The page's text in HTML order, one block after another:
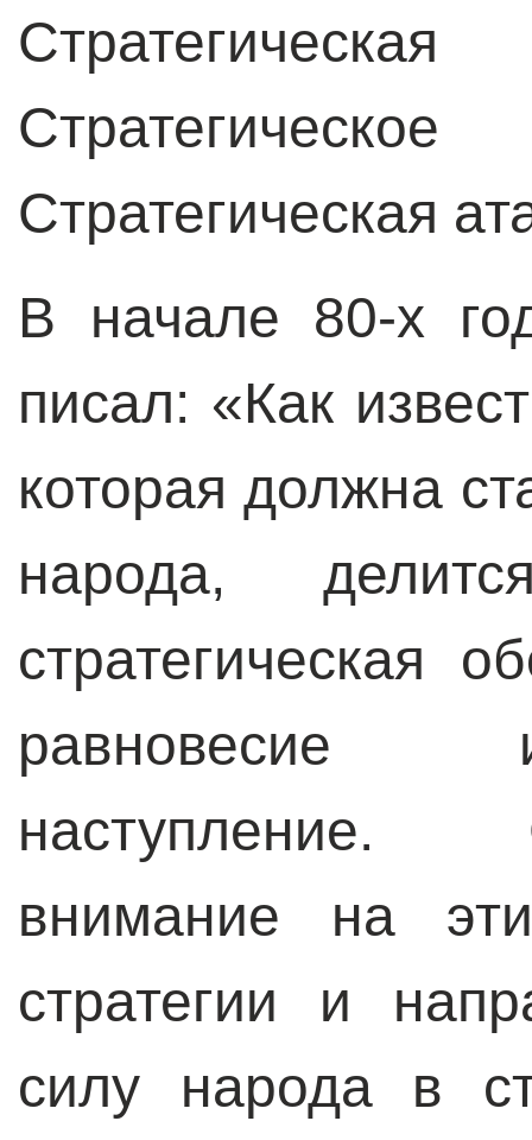
Стратегическая
В начале 80-х
писал: «Как
которая должна
народа,
стратегическая
равновесие
наступление.
внимание на
стратегии и
силу народа в